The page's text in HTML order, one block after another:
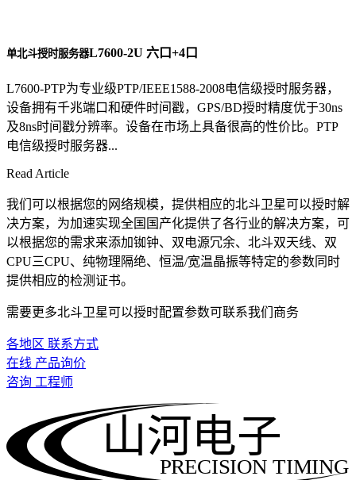
单北斗授时服务器L7600-2U 六口+4口
L7600-PTP为专业级PTP/IEEE1588-2008电信级授时服务器，
设备拥有千兆端口和硬件时间戳，GPS/BD授时精度优于30ns
及8ns时间戳分辨率。设备在市场上具备很高的性价比。PTP
电信级授时服务器...
Read Article
我们可以根据您的网络规模，提供相应的北斗卫星可以授时解
决方案，为加速实现全国国产化提供了各行业的解决方案，可
以根据您的需求来添加铷钟、双电源冗余、北斗双天线、双
CPU三CPU、纯物理隔绝、恒温/宽温晶振等特定的参数同时
提供相应的检测证书。
需要更多北斗卫星可以授时配置参数可联系我们商务
各地区 联系方式
在线 产品询价
咨询 工程师
PRECISION TIMING
山河电子